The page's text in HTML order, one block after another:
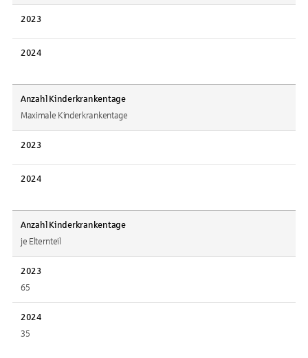
2023
2024
Anzahl Kinderkrankentage
Maximale Kinderkrankentage
2023
2024
Anzahl Kinderkrankentage
je Elternteil
2023
65
2024
35